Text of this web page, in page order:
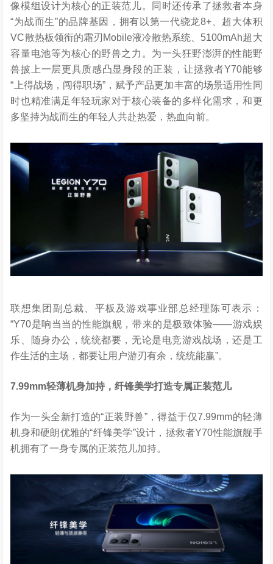
像模组设计为核心的正装范儿。同时还传承了拯救者本身
“为战而生”的品牌基因，拥有以第一代骁龙8+、超大体积
VC散热板领衔的霜刃Mobile液冷散热系统、5100mAh超大
容量电池等为核心的野兽之力。为一头狂野澎湃的性能野
兽披上一层更具质感凸显身段的正装，让拯救者Y70能够
“上得战场，闯得职场”，赋予产品更加丰富的场景适用性同
时也精准满足年轻玩家对于核心装备的多样化需求，和更
多坚持为战而生的年轻人共赴热爱，热血向前。
联想集团副总裁、平板及游戏事业部总经理陈可表示：
“Y70是响当当的性能旗舰，带来的是极致体验——游戏娱
乐、随身办公，统统都要，无论是电竞游戏战场，还是工
作生活的主场，都要让用户游刃有余，统统能赢”。
7.99mm轻薄机身加持，纤锋美学打造专属正装范儿
作为一头全新打造的“正装野兽”，得益于仅7.99mm的轻薄
机身和硬朗优雅的“纤锋美学”设计，拯救者Y70性能旗舰手
机拥有了一身专属的正装范儿加持。